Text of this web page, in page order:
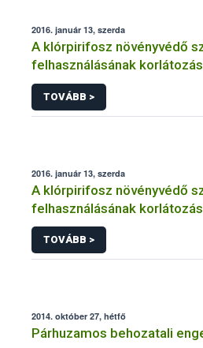
2016. január 13, szerda
A klórpirifosz növényvédő
felhasználásának
TOVÁBB >
2016. január 13, szerda
A klórpirifosz növényvédő
felhasználásának
TOVÁBB >
2014. október 27, hétfő
Párhuzamos behozatali